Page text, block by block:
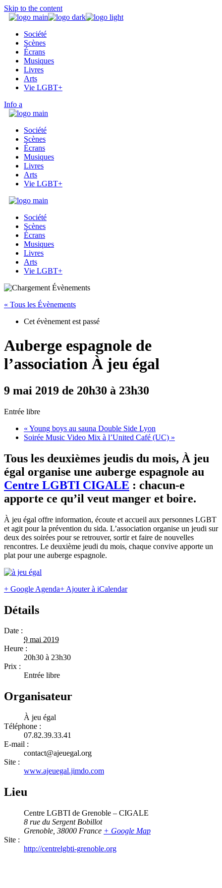
Skip to the content
Société
Scènes
Écrans
Musiques
Livres
Arts
Vie LGBT+
Info
Société
Scènes
Écrans
Musiques
Livres
Arts
Vie LGBT+
Société
Scènes
Écrans
Musiques
Livres
Arts
Vie LGBT+
« Tous les Évènements
Cet évènement est passé
Auberge espagnole de
l’association À jeu égal
9 mai 2019 de 20h30 à 23h30
Entrée libre
« Young boys au sauna Double Side Lyon
Soirée Music Video Mix à l’United Café (UC) »
Tous les deuxièmes jeudis du mois, À jeu
égal organise une auberge espagnole au
Centre LGBTI CIGALE : chacun-e
apporte ce qu’il veut manger et boire.
À jeu égal offre information, écoute et accueil aux personnes LGBT
et agit pour la prévention du sida. L’association organise un jeudi sur
deux des soirées pour se retrouver, sortir et faire de nouvelles
rencontres. Le deuxième jeudi du mois, chaque convive apporte un
plat pour une auberge espagnole.
+ Google Agenda+ Ajouter à iCalendar
Détails
Date :
9 mai 2019
Heure :
20h30 à 23h30
Prix :
Entrée libre
Organisateur
À jeu égal
Téléphone :
07.82.39.33.41
E-mail :
contact@ajeuegal.org
Site :
www.ajeuegal.jimdo.com
Lieu
Centre LGBTI de Grenoble – CIGALE
8 rue du Sergent Bobillot
Grenoble 38000 France + Google Map
Site :
http://centrelgbti-grenoble.org